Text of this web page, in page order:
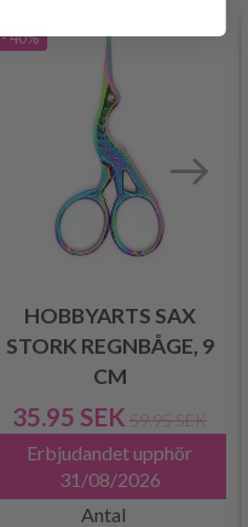
- 40%
HOBBYARTS SAX
STORK REGNBÅGE, 9
CM
35.95 SEK 59.95 SEK
Erbjudandet upphör
31/08/2026
Antal